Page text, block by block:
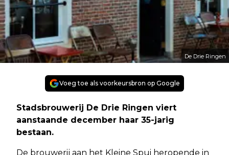
De Drie Ringen
Voeg toe als voorkeursbron op Google
Stadsbrouwerij De Drie Ringen viert
aanstaande december haar 35-jarig
bestaan.
De brouwerij aan het Kleine Spui heropende in